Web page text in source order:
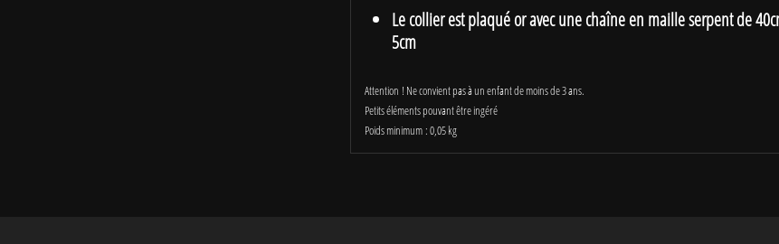
Le collier est plaqué or avec une chaîne en maille serpent de
5cm
Attention ! Ne convient pas à un enfant de moins de 3 ans.
Petits éléments pouvant être ingéré
Poids minimum : 0,05 kg